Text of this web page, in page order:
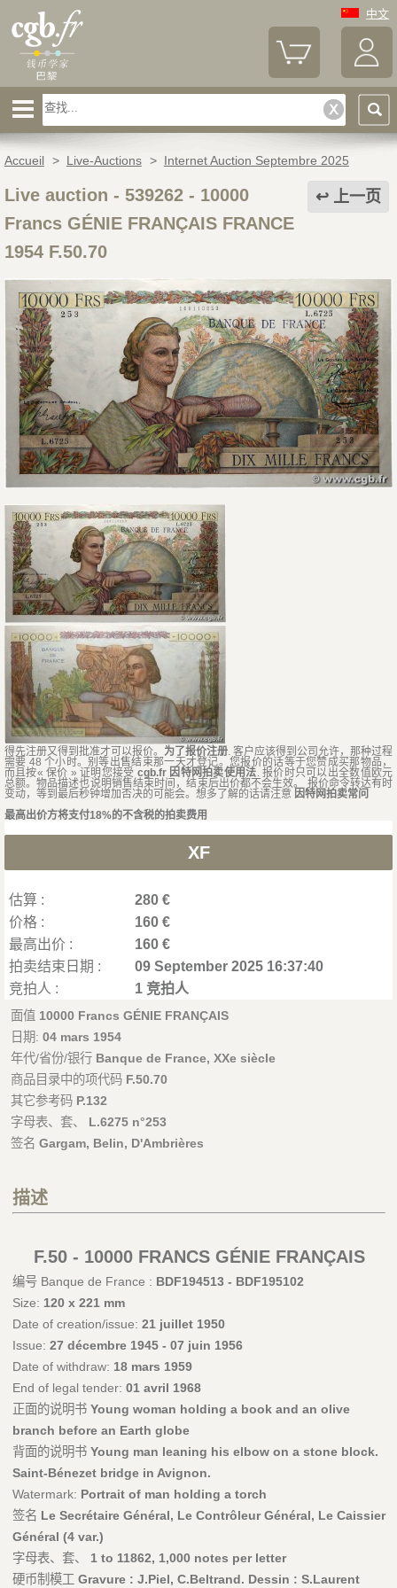
中文
Accueil > Live-Auctions > Internet Auction Septembre 2025
上一页
Live auction - 539262- 10000
Francs GÉNIE FRANÇAIS FRANCE
1954 F.50.70
得先注册又得到批准才可以报价。 为了报价注册 . 客户应该得到公司允许，那种过程
需要 48 个小时。别等出售结束那一天才登记。您报价的话等于您赞成买那物品，
而且按« 保价 » 证明您接受 cgb.fr 因特网拍卖使用法 . 报价时只可以出全数值欧元
总额。物品描述也说明销售结束时间，结束后出价都不会生效。 报价命令转达有时
变动，等到最后秒钟增加否决的可能会。想多了解的话请注意 因特网拍卖常问
最高出价方将支付18%的不含税的拍卖费用
XF
估算 :
280 €
价格 :
160 €
最高出价 :
160 €
拍卖结束日期 :
09 September 2025 16:37:40
竞拍人 :
1 竞拍人
面值 10000 Francs GÉNIE FRANÇAIS
日期: 04 mars 1954
年代/省份/银行 Banque de France, XXe siècle
商品目录中的项代码 F.50.70
其它参考码 P.132
字母表、套、 L.6275 n°253
签名 Gargam, Belin, D'Ambrières
描述
F.50 - 10000 FRANCS GÉNIE FRANÇAIS
编号 Banque de France : BDF194513 - BDF195102
Size: 120 x 221 mm
Date of creation/issue: 21 juillet 1950
Issue: 27 décembre 1945 - 07 juin 1956
Date of withdraw: 18 mars 1959
End of legal tender: 01 avril 1968
正面的说明书 Young woman holding a book and an olive
branch before an Earth globe
背面的说明书 Young man leaning his elbow on a stone block.
Saint-Bénezet bridge in Avignon.
Watermark: Portrait of man holding a torch
签名 Le Secrétaire Général, Le Contrôleur Général, Le Caissier
Général (4 var.)
字母表、套、 1 to 11862, 1,000 notes per letter
硬币制模工 Gravure : J.Piel, C.Beltrand. Dessin : S.Laurent